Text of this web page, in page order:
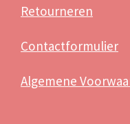
Retourneren
Contactformulier
Algemene